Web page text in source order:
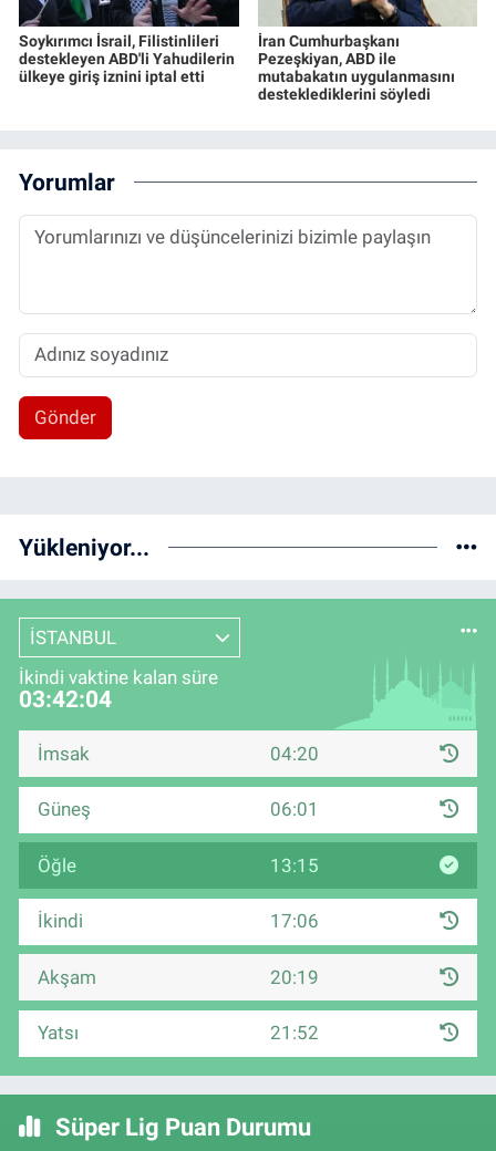
Soykırımcı İsrail, Filistinlileri
destekleyen ABD'li Yahudilerin
ülkeye giriş iznini iptal etti
İran Cumhurbaşkanı
Pezeşkiyan, ABD ile
mutabakatın uygulanmasını
desteklediklerini söyledi
Yorumlar
Gönder
Yükleniyor...
İSTANBUL
İkindi vaktine kalan süre
03:42:04
İmsak 04:20
Güneş 06:01
Öğle 13:15
İkindi 17:06
Akşam 20:19
Yatsı 21:52
Süper Lig Puan Durumu